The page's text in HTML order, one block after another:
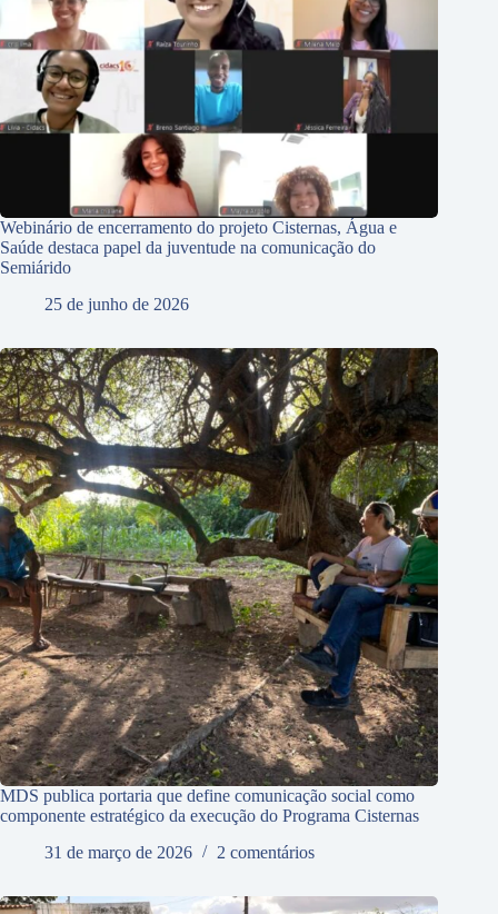
Webinário de encerramento do projeto Cisternas, Água e
Saúde destaca papel da juventude na comunicação do
Semiárido
25 de junho de 2026
MDS publica portaria que define comunicação social como
componente estratégico da execução do Programa Cisternas
31 de março de 2026
2 comentários